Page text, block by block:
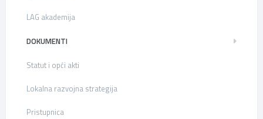
LAG akademija
DOKUMENTI
Statut i opći akti
Lokalna razvojna strategija
Pristupnica